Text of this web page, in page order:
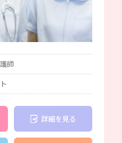
師
詳細を見る